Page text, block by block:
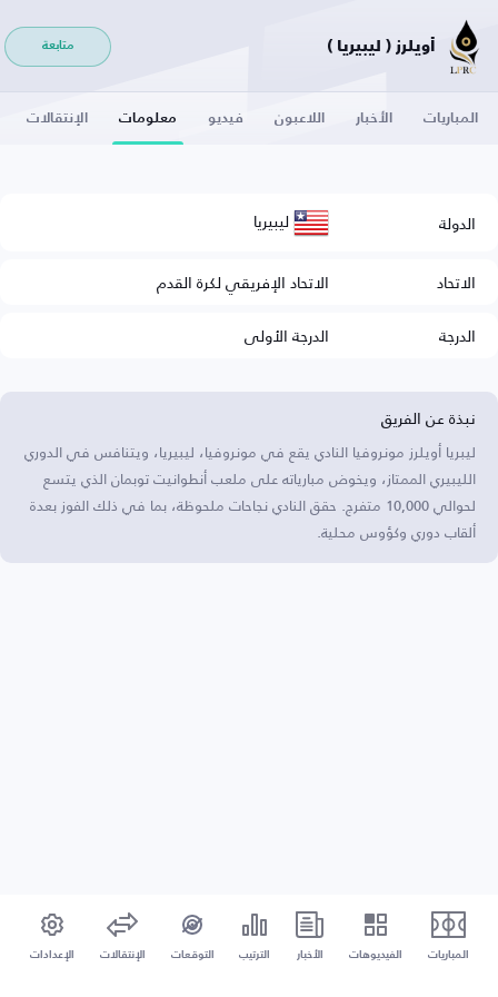
أويلرز ( ليبيريا ) متابعة
المباريات الأخبار اللاعبون فيديو معلومات الإنتقالات
الدولة ليبيريا
الاتحاد
الاتحاد الإفريقي لكرة القدم
الدرجة
الدرجة الأولى
نبذة عن الفريق
ليبريا أويلرز مونروفيا النادي يقع في مونروفيا، ليبيريا، ويتنافس في الدوري
الليبيري الممتاز، ويخوض مبارياته على ملعب أنطوانيت توبمان الذي يتسع
لحوالي 10,000 متفرج. حقق النادي نجاحات ملحوظة، بما في ذلك الفوز بعدة
ألقاب دوري وكؤوس محلية.
المباريات الفيديوهات الأخبار الترتيب التوقعات الإنتقالات الإعدادات